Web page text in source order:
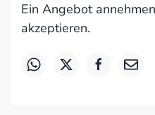
Ein Angebot
akzeptieren.